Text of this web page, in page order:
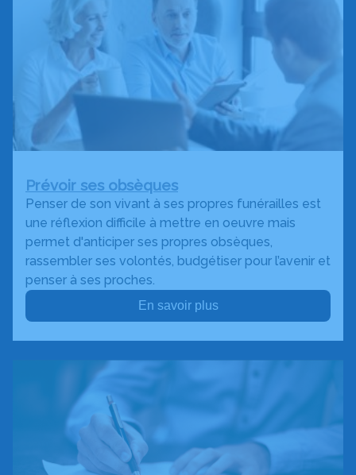
Prévoir ses obsèques
Penser de son vivant à ses propres funérailles est
une réflexion difficile à mettre en oeuvre mais
permet d'anticiper ses propres obsèques,
rassembler ses volontés, budgétiser pour l’avenir et
penser à ses proches.
En savoir plus